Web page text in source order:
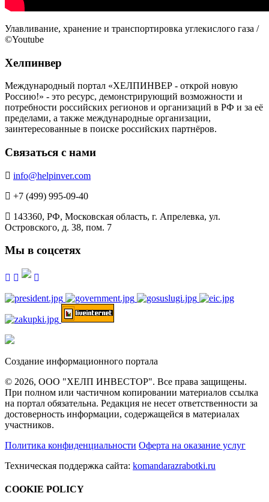
Улавливание, хранение и транспортировка углекислого газа /
©Youtube
Хелпинвер
Международный портал «ХЕЛПИНВЕР - открой новую
Россию!» - это ресурс, демонстрирующий возможности и
потребности российских регионов и организаций в РФ и за её
пределами, а также международные организации,
заинтересованные в поиске российских партнёров.
Связаться с нами
info@helpinver.com
+7 (499) 995-09-40
143360, РФ, Московская область, г. Апрелевка, ул.
Островского, д. 38, пом. 7
Мы в соцсетях
Создание информационного портала
© 2026, ООО "ХЕЛП ИНВЕСТОР". Все права защищены.
При полном или частичном копировании материалов ссылка
на портал обязательна. Редакция не несет ответственности за
достоверность информации, содержащейся в материалах
участников.
Политика конфиденциальности Оферта на оказание услуг
Техническая поддержка сайта: komandarazrabotki.ru
COOKIE POLICY